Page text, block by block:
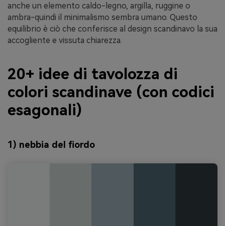
anche un elemento caldo-legno, argilla, ruggine o
ambra-quindi il minimalismo sembra umano. Questo
equilibrio è ciò che conferisce al design scandinavo la sua
accogliente e vissuta chiarezza.
20+ idee di tavolozza di
colori scandinave (con codici
esagonali)
1) nebbia del fiordo